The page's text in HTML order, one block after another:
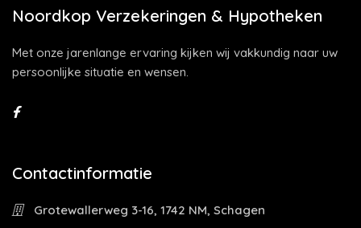
Noordkop Verzekeringen & Hypotheken
Met onze jarenlange ervaring kijken wij vakkundig naar uw
persoonlijke situatie en wensen.
Contactinformatie
Grotewallerweg 3-16, 1742 NM, Schagen